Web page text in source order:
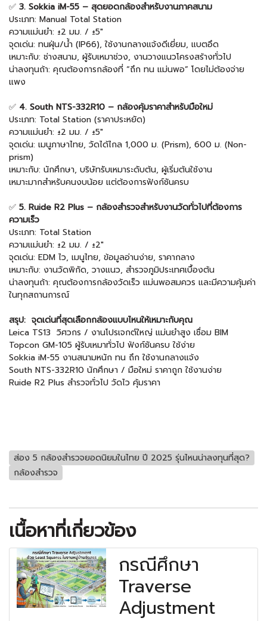
✅ 3. Sokkia iM-55 – สุดยอดกล้องสำหรับงานภาคสนาม
ประเภท: Manual Total Station
ความแม่นยำ: ±2 มม. / ±5"
จุดเด่น: ทนฝุ่น/น้ำ (IP66), ใช้งานกลางแจ้งดีเยี่ยม, แบตอึด
เหมาะกับ: ช่างสนาม, ผู้รับเหมาช่วง, งานวางแนวโครงสร้างทั่วไป
น่าลงทุนถ้า: คุณต้องการกล้องที่ “ถึก ทน แม่นพอ” โดยไม่ต้องจ่าย
แพง
✅ 4. South NTS-332R10 – กล้องคุ้มราคาสำหรับมือใหม่
ประเภท: Total Station (ราคาประหยัด)
ความแม่นยำ: ±2 มม. / ±5"
จุดเด่น: เมนูภาษาไทย, วัดได้ไกล 1,000 ม. (Prism), 600 ม. (Non-
prism)
เหมาะกับ: นักศึกษา, บริษัทรับเหมาระดับต้น, ผู้เริ่มต้นใช้งาน
เหมาะมากสำหรับคนงบน้อย แต่ต้องการฟังก์ชันครบ
✅ 5. Ruide R2 Plus – กล้องสำรวจสำหรับงานวัดทั่วไปที่ต้องการ
ความเร็ว
ประเภท: Total Station
ความแม่นยำ: ±2 มม. / ±2"
จุดเด่น: EDM ไว, เมนูไทย, ข้อมูลอ่านง่าย, ราคากลาง
เหมาะกับ: งานวัดพิกัด, วางแนว, สำรวจภูมิประเทศเบื้องต้น
น่าลงทุนถ้า: คุณต้องการกล้องวัดเร็ว แม่นพอสมควร และมีความคุ้มค่า
ในทุกสถานการณ์
สรุป: จุดเด่นที่สุดเลือกกล้องแบบไหนให้เหมาะกับคุณ
Leica TS13 วิศวกร / งานโปรเจกต์ใหญ่ แม่นยำสูง เชื่อม BIM
Topcon GM-105 ผู้รับเหมาทั่วไป ฟังก์ชันครบ ใช้ง่าย
Sokkia iM-55 งานสนามหนัก ทน ถึก ใช้งานกลางแจ้ง
South NTS-332R10 นักศึกษา / มือใหม่ ราคาถูก ใช้งานง่าย
Ruide R2 Plus สำรวจทั่วไป วัดไว คุ้มราคา
ส่อง 5 กล้องสำรวจยอดนิยมในไทย ปี 2025 รุ่นไหนน่าลงทุนที่สุด?
กล้องสำรวจ
เนื้อหาที่เกี่ยวข้อง
กรณีศึกษา
Traverse
Adjustment